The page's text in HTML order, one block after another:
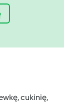
cukinię,